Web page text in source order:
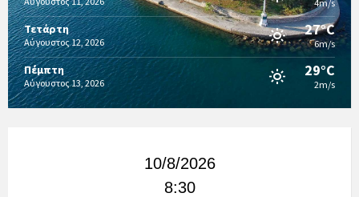
4m/s
Τετάρτη
Αύγουστος 12, 2026
27°C
6m/s
Πέμπτη
Αύγουστος 13, 2026
29°C
2m/s
10/8/2026
8:30